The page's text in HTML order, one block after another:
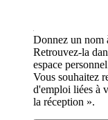
Donnez un nom
Retrouvez-la
espace
Vous souhaitez
d'emploi liées à
la réception ».